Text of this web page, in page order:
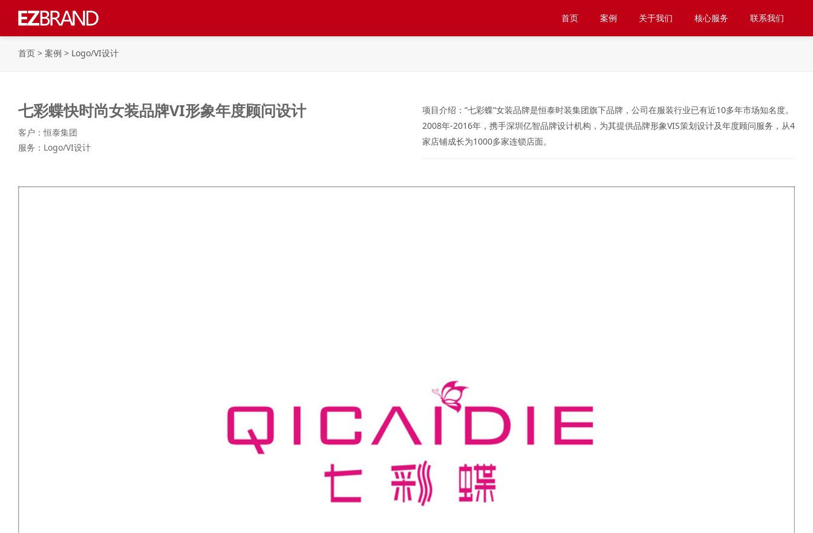
首页 案例 关于我们 核心服务 联系我们
首页 > 案例 > Logo/VI设计
七彩蝶快时尚女装品牌VI形象年度顾问设计
客户：恒泰集团
服务：Logo/VI设计
项目介绍： “七彩蝶“女装品牌是恒泰时装集团旗下品牌，公司在服装行业已有近10多年市场知名度。
2008年-2016年，携手深圳亿智品牌设计机构，为其提供品牌形象VIS策划设计及年度顾问服务，从4
家店铺成长为1000多家连锁店面。